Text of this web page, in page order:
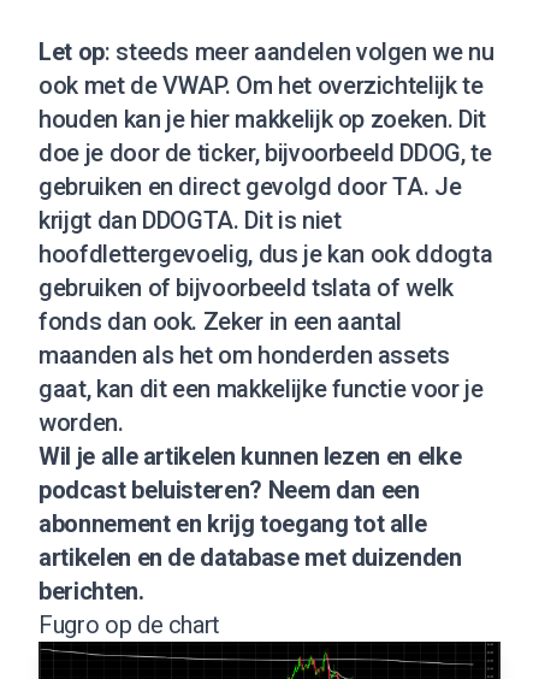
Let op: steeds meer aandelen volgen we nu
ook met de VWAP. Om het overzichtelijk te
houden kan je hier makkelijk op zoeken. Dit
doe je door de ticker, bijvoorbeeld DDOG, te
gebruiken en direct gevolgd door TA. Je
krijgt dan DDOGTA. Dit is niet
hoofdlettergevoelig, dus je kan ook ddogta
gebruiken of bijvoorbeeld tslata of welk
fonds dan ook. Zeker in een aantal
maanden als het om honderden assets
gaat, kan dit een makkelijke functie voor je
worden.
Wil je alle artikelen kunnen lezen en elke
podcast beluisteren? Neem dan een
abonnementen krijg toegang tot alle
artikelen en de database met duizenden
berichten.
Fugro op de chart